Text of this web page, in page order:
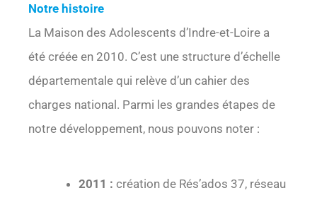
Notre histoire
La Maison des Adolescents d’Indre-et-Loire a
été créée en 2010. C’est une structure d’échelle
départementale qui relève d’un cahier des
charges national. Parmi les grandes étapes de
notre développement, nous pouvons noter :
2011 : création de Rés’ados 37, réseau